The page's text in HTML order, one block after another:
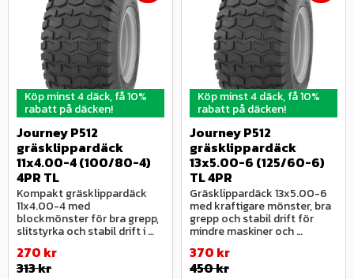
Köp minst 4 däck, få 10%
rabatt på däcken!
Journey P512
gräsklippardäck
11x4.00-4 (100/80-4)
4PR TL
Kompakt gräsklippardäck
11x4.00-4 med
blockmönster för bra grepp,
slitstyrka och stabil drift i
mindre dimension.
270 kr
313kr
Köp minst 4 däck, få 10%
rabatt på däcken!
Journey P512
gräsklippardäck
13x5.00-6 (125/60-6)
TL 4PR
Gräsklippardäck 13x5.00-6
med kraftigare mönster, bra
grepp och stabil drift för
mindre maskiner och
stödhjul.
370 kr
450kr